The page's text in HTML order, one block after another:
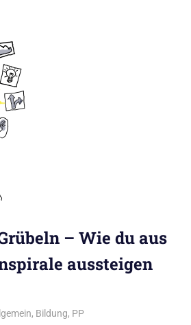
– Wie du aus
aussteigen
, Bildung, PP